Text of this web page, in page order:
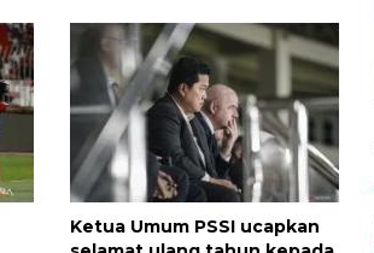
Ketua Umum PSSI ucapkan
mudik Lebaran di
Tanjung Priok
lalu